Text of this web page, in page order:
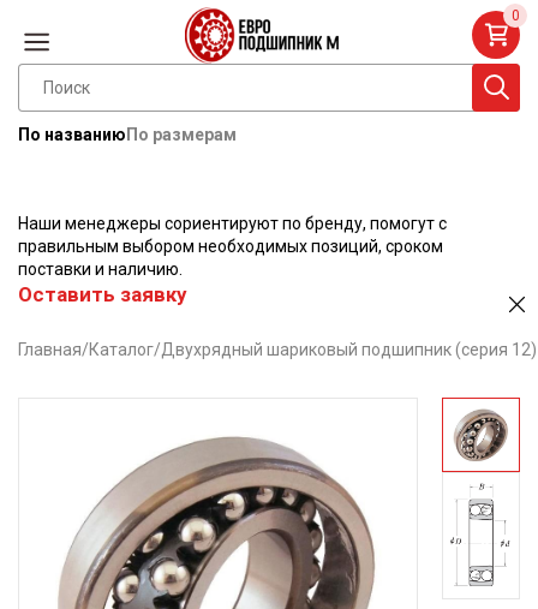
По названию По размерам
0
Наши менеджеры сориентируют по бренду, помогут с
правильным выбором необходимых позиций, сроком
поставки и наличию.
Оставить заявку
Главная/Каталог/Двухрядный шариковый подшипник (серия 12)